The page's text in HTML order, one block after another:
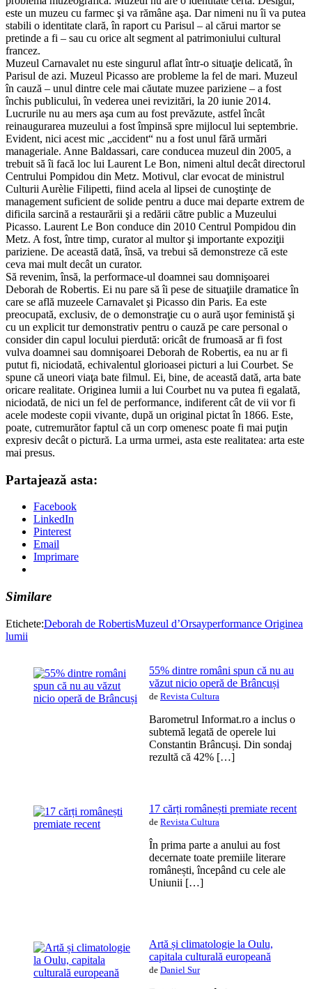
este un muzeu cu farmec şi va rămâne aşa. Dar nimeni nu îi va putea
stabili o identitate clară, în raport cu Parisul – al cărui martor se
pretinde a fi – sau cu orice alt segment al patrimoniului cultural
francez.
Muzeul Carnavalet nu este singurul aflat într-o situaţie delicată, în
Parisul de azi. Muzeul Picasso are probleme la fel de mari. Muzeul
în cauză – unul dintre cele mai căutate muzee pariziene – a fost
închis publicului, în vederea unei revizitări, la 20 iunie 2014.
Lucrurile nu au mers aşa cum au fost prevăzute, astfel încât
reinaugurarea muzeului a fost împinsă spre mijlocul lui septembrie.
Evident, nici acest mic „accident“ nu a fost unul fără urmări
manageriale. Anne Baldassari, care conducea muzeul din 2005, a
trebuit să îi facă loc lui Laurent Le Bon, nimeni altul decât directorul
Centrului Pompidou din Metz. Motivul, clar evocat de ministrul
Culturii Aurèlie Filipetti, fiind acela al lipsei de cunoştinţe de
management suficient de solide pentru a duce mai departe extrem de
dificila sarcină a restaurării şi a redării către public a Muzeului
Picasso. Laurent Le Bon conduce din 2010 Centrul Pompidou din
Metz. A fost, între timp, curator al multor şi importante expoziţii
pariziene. De această dată, însă, va trebui să demonstreze că este
ceva mai mult decât un curator.
Să revenim, însă, la performace-ul doamnei sau domnişoarei
Deborah de Robertis. Ei nu pare să îi pese de situaţiile dramatice în
care se află muzeele Carnavalet şi Picasso din Paris. Ea este
preocupată, exclusiv, de o demonstraţie cu o aură uşor feministă şi
cu un explicit tur demonstrativ pentru o cauză pe care personal o
consider din capul locului pierdută: oricât de frumoasă ar fi fost
vulva doamnei sau domnişoarei Deborah de Robertis, ea nu ar fi
putut fi, niciodată, echivalentul glorioasei picturi a lui Courbet. Se
spune că uneori viaţa bate filmul. Ei, bine, de această dată, arta bate
oricare realitate. Originea lumii a lui Courbet nu va putea fi egalată,
niciodată, de nici un fel de performance, indiferent cât de vii vor fi
acele modeste copii vivante, după un original pictat în 1866. Este,
poate, cutremurător faptul că un corp omenesc poate fi mai puţin
expresiv decât o pictură. La urma urmei, asta este realitatea: arta este
mai presus.
Partajează asta:
Facebook
LinkedIn
Pinterest
Email
Imprimare
Similare
Etichete:Deborah de RobertisMuzeul d’Orsayperformance Originea
lumii
55% dintre români spun că nu au
văzut nicio operă de Brâncuși
de Revista Cultura
Barometrul Informat.ro a inclus o
subtemă legată de operele lui
Constantin Brâncuși. Din sondaj
rezultă că 42% […]
17 cărți românești premiate recent
de Revista Cultura
În prima parte a anului au fost
decernate toate premiile literare
românești, începând cu cele ale
Uniunii […]
Artă și climatologie la Oulu,
capitala culturală europeană
de Daniel Sur